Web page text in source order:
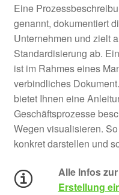
Eine
genannt, dokumentiert
Unternehmen und zielt
Standardisierung ab.
ist im Rahmes eines
verbindliches
bietet Ihnen eine
Geschäftsprozesse
Wegen visualisieren.
konkret darstellen und
Alle Infos zur
Erstellung